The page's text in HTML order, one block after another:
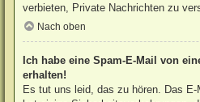
verbieten, Private Nachrichten zu
Nach oben
Ich habe eine Spam-E-Mail von
erhalten!
Es tut uns leid, das zu hören. Das